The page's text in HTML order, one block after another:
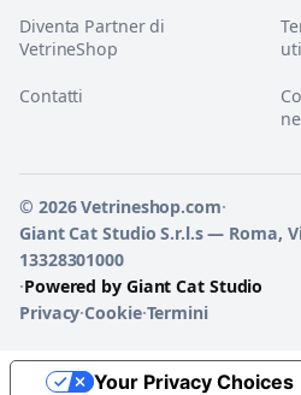
Diventa Partner di
VetrineShop
Contatti
© 2026 Vetrineshop.com·
Giant Cat Studio S.r.l.s — Roma,
13328301000
·Powered by Giant Cat Studio
Privacy·Cookie·Termini
Your Privacy Choices